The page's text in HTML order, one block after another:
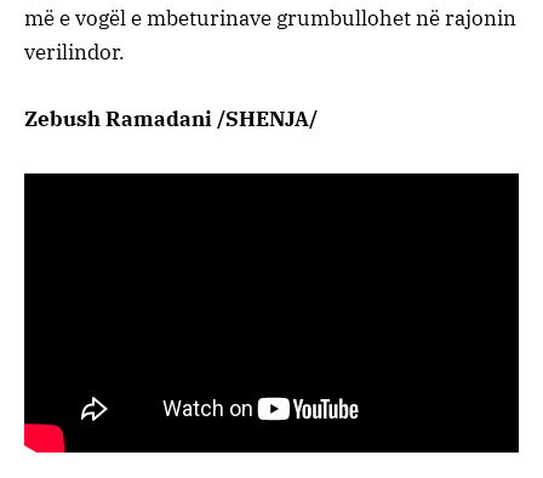
më e vogël e mbeturinave grumbullohet në rajonin
verilindor.
Zebush Ramadani /SHENJA/